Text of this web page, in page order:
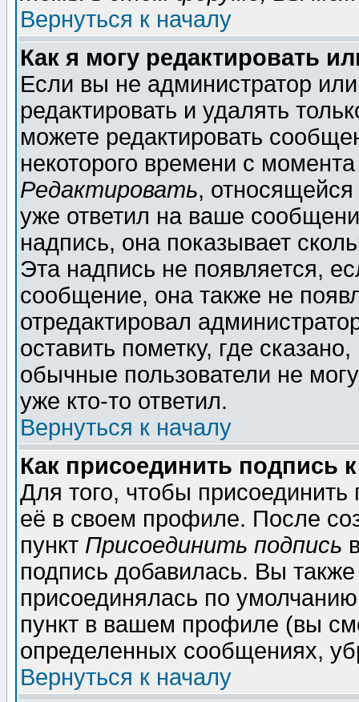
Вернуться к началу
Как я могу редактировать
Если вы не администратор
редактировать и удалять
можете редактировать
некоторого времени с
Редактировать,
уже ответил на ваше
надпись, она показывает
Эта надпись не появляется,
сообщение, она также не
отредактировал
оставить пометку, где
обычные пользователи не
уже кто-то ответил.
Вернуться к началу
Как присоединить подпись
Для того, чтобы
её в своем профиле. После
пункт Присоединить подпись
подпись добавилась. Вы
присоединялась по
пункт в вашем профиле (вы
определенных сообщениях,
Вернуться к началу